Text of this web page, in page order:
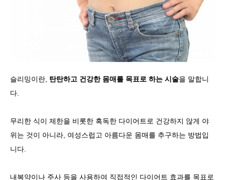
슬리밍이란, 탄탄하고 건강한 몸매를 목표로 하는 시술을 말합니
다.
무리한 식이 제한을 비롯한 혹독한 다이어트로 건강하지 않게 야
위는 것이 아니라, 여성스럽고 아름다운 몸매를 추구하는 방법입
니다.
내복약이나 주사 등을 사용하여 직접적인 다이어트 효과를 목표로